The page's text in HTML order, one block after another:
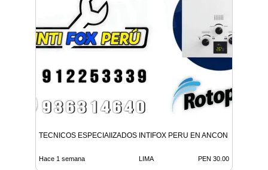
TECNICOS ESPECIAIIZADOS INTIFOX PERU EN ANCON
Hace 1 semana LIMA PEN 30.00